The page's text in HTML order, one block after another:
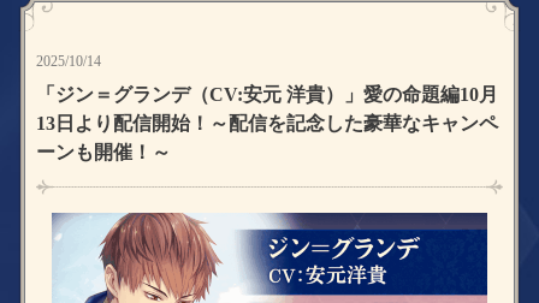
2025/10/14
「ジン＝グランデ（CV:安元 洋貴）」愛の命題編10月
13日より配信開始！～配信を記念した豪華なキャンペ
ーンも開催！～